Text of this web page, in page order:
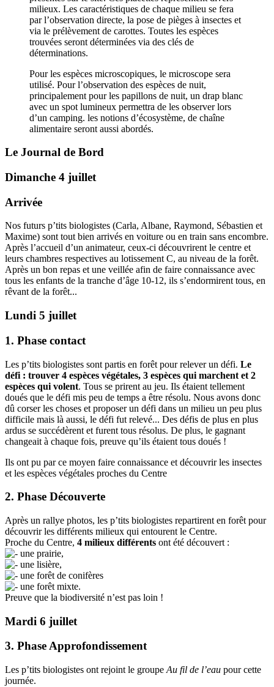
milieux. Les caractéristiques de chaque milieu se fera
par l’observation directe, la pose de pièges à insectes et
via le prélèvement de carottes. Toutes les espèces
trouvées seront déterminées via des clés de
déterminations.
Pour les espèces microscopiques, le microscope sera
utilisé. Pour l’observation des espèces de nuit,
principalement pour les papillons de nuit, un drap blanc
avec un spot lumineux permettra de les observer lors
d’un camping. les notions d’écosystème, de chaîne
alimentaire seront aussi abordés.
Le Journal de Bord
Dimanche 4 juillet
Arrivée
Nos futurs p’tits biologistes (Carla, Albane, Raymond, Sébastien et
Maxime) sont tout bien arrivés en voiture ou en train sans encombre.
Après l’accueil d’un animateur, ceux-ci découvrirent le centre et
leurs chambres respectives au lotissement C, au niveau de la forêt.
Après un bon repas et une veillée afin de faire connaissance avec
tous les enfants de la tranche d’âge 10-12, ils s’endormirent tous, en
rêvant de la forêt...
Lundi 5 juillet
1. Phase contact
Les p’tits biologistes sont partis en forêt pour relever un défi. Le
défi : trouver 4 espèces végétales, 3 espèces qui marchent et 2
espèces qui volent. Tous se prirent au jeu. Ils étaient tellement
doués que le défi mis peu de temps a être résolu. Nous avons donc
dû corser les choses et proposer un défi dans un milieu un peu plus
difficile mais là aussi, le défi fut relevé... Des défis de plus en plus
ardus se succédèrent et furent tous résolus. De plus, le gagnant
changeait à chaque fois, preuve qu’ils étaient tous doués !
Ils ont pu par ce moyen faire connaissance et découvrir les insectes
et les espèces végétales proches du Centre
2. Phase Découverte
Après un rallye photos, les p’tits biologistes repartirent en forêt pour
découvrir les différents milieux qui entourent le Centre.
Proche du Centre, 4 milieux différents ont été découvert :
une prairie,
une lisière,
une forêt de conifères
une forêt mixte.
Preuve que la biodiversité n’est pas loin !
Mardi 6 juillet
3. Phase Approfondissement
Les p’tits biologistes ont rejoint le groupe Au fil de l’eau pour cette
journée.